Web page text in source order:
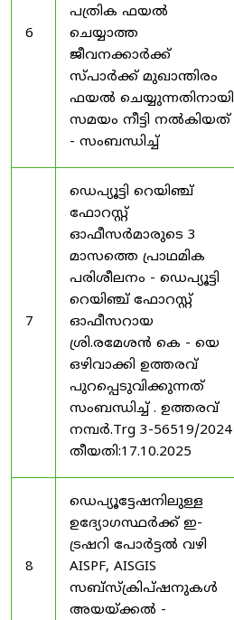
6
പത്രിക ഫയൽ
ചെയ്യാത്ത
ജീവനക്കാർക്ക്
സ്പാർക്ക് മുഖാന്തിരം
ഫയൽ ചെയ്യുന്നതിനായി
സമയം നീട്ടി നൽകിയത്
- സംബന്ധിച്ച്
7
ഡെപ്യൂട്ടി റെയിഞ്ച്
ഫോറസ്റ്റ്
ഓഫീസർമാരുടെ 3
മാസത്തെ പ്രാഥമിക
പരിശീലനം - ഡെപ്യൂട്ടി
റെയിഞ്ച് ഫോറസ്റ്റ്
ഓഫീസറായ
ശ്രി.രമേശൻ കെ - യെ
ഒഴിവാക്കി ഉത്തരവ്
പുറപ്പെടുവിക്കുന്നത്
സംബന്ധിച്ച് . ഉത്തരവ്
നമ്പർ.Trg 3-56519/2024
തീയതി:17.10.2025
8
ഡെപ്യൂട്ടേഷനിലുള്ള
ഉദ്യോഗസ്ഥർക്ക് ഇ-
ട്രഷറി പോർട്ടൽ വഴി
AISPF, AISGIS
സബ്‌സ്‌ക്രിപ്‌ഷനുകൾ
അയയ്ക്കൽ -